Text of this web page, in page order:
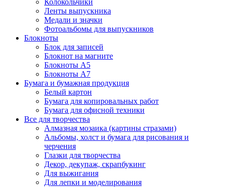
Колокольчики
Ленты выпускника
Медали и значки
Фотоальбомы для выпускников
Блокноты
Блок для записей
Блокнот на магните
Блокноты А5
Блокноты А7
Бумага и бумажная продукция
Белый картон
Бумага для копировальных работ
Бумага для офисной техники
Все для творчества
Алмазная мозаика (картины стразами)
Альбомы, холст и бумага для рисования и
черчения
Глазки для творчества
Декор, декупаж, скрапбукинг
Для выжигания
Для лепки и моделирования